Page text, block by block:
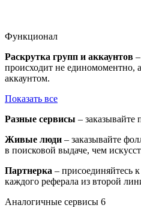
Функционал
Раскрутка групп и аккаунтов
происходит не единомоментно,
аккаунтом.
Показать все
Разные сервисы –
Живые люди – заказывайте
в поисковой выдаче, чем
Партнерка – присоединяйтесь
каждого реферала из второй
Аналогичные сервисы 6